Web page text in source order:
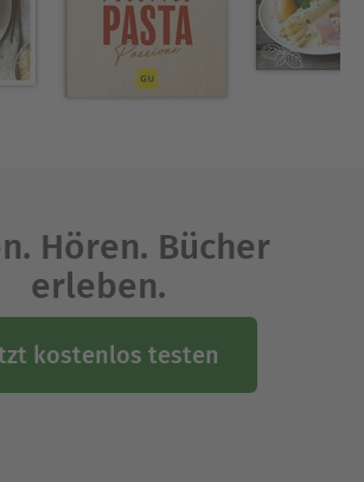
Hören. Bücher
erleben.
kostenlos testen